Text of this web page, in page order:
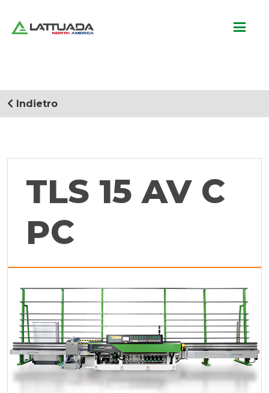
Indietro
TLS 15 AV C
PC